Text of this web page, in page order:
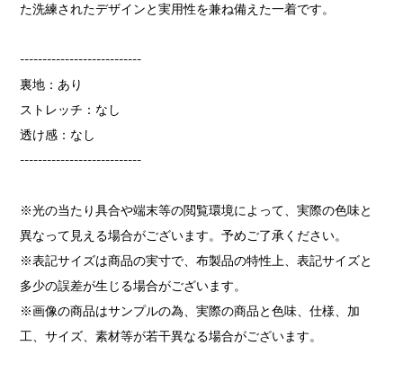
た洗練されたデザインと実用性を兼ね備えた一着です。
---------------------------
裏地：あり
ストレッチ：なし
透け感：なし
---------------------------
※光の当たり具合や端末等の閲覧環境によって、実際の色味と
異なって見える場合がございます。予めご了承ください。
※表記サイズは商品の実寸で、布製品の特性上、表記サイズと
多少の誤差が生じる場合がございます。
※画像の商品はサンプルの為、実際の商品と色味、仕様、加
工、サイズ、素材等が若干異なる場合がございます。